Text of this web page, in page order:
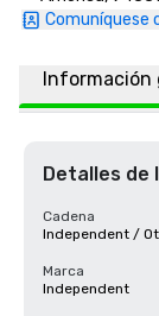
Comuníquese
Información
Detalles de
Cadena
Independent /
Marca
Independent